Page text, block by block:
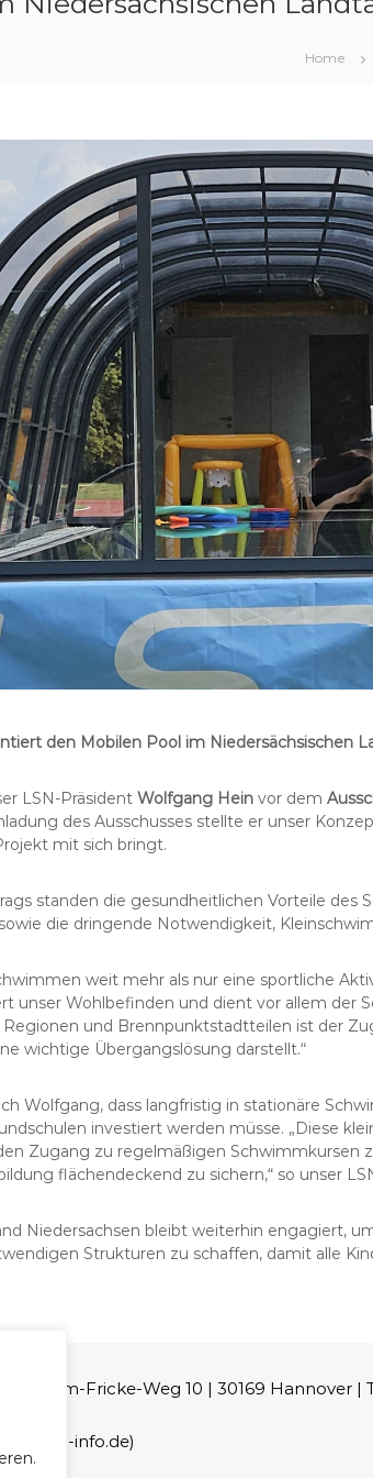
Home
den Mobilen Pool im Niedersächsischen
LSN-Präsident Wolfgang Hein vor dem
des Ausschusses stellte er unser
mit sich bringt.
standen die gesundheitlichen Vorteile des
die dringende Notwendigkeit,
weit mehr als nur eine sportliche
unser Wohlbefinden und dient vor allem der
Regionen und Brennpunktstadtteilen ist der
wichtige Übergangslösung darstellt.“
Wolfgang, dass langfristig in stationäre
investiert werden müsse. „Diese
Zugang zu regelmäßigen Schwimmkursen
flächendeckend zu sichern,“ so unser
Niedersachsen bleibt weiterhin engagiert,
Strukturen zu schaffen, damit alle
Fricke-Weg 10 | 30169 Hannover |
info.de)